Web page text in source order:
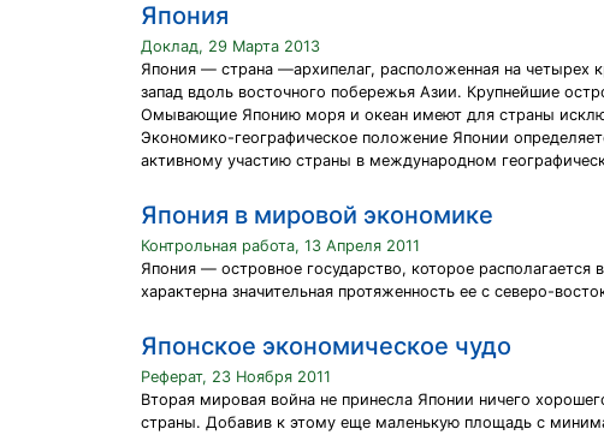
Япония
Доклад, 29 Марта 2013
Япония — страна —архипелаг, расположенная на четырех
запад вдоль восточного побережья Азии. Крупнейшие
Омывающие Японию моря и океан имеют для страны
Экономико-географическое положение Японии
активному участию страны в международном
Япония в мировой экономике
Контрольная работа, 13 Апреля 2011
Япония — островное государство, которое
характерна значительная протяженность ее с северо-
Японское экономическое чудо
Реферат, 23 Ноября 2011
Вторая мировая война не принесла Японии ничего
страны. Добавив к этому еще маленькую площадь с